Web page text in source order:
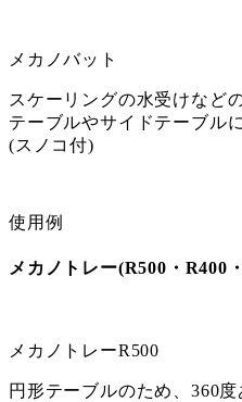
メカノバット
スケーリングの水受けなど
テーブルやサイドテーブル
(スノコ付)
使用例
メカノトレー(R500・R400
メカノトレーR500
円形テーブルのため、360